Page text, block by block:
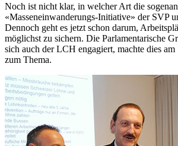
Noch ist nicht klar, in welcher Art die
«Masseneinwanderungs-Initiative» der SVP
Dennoch geht es jetzt schon darum,
möglichst zu sichern. Die Parlamentarische
sich auch der LCH engagiert, machte dies
zum Thema.